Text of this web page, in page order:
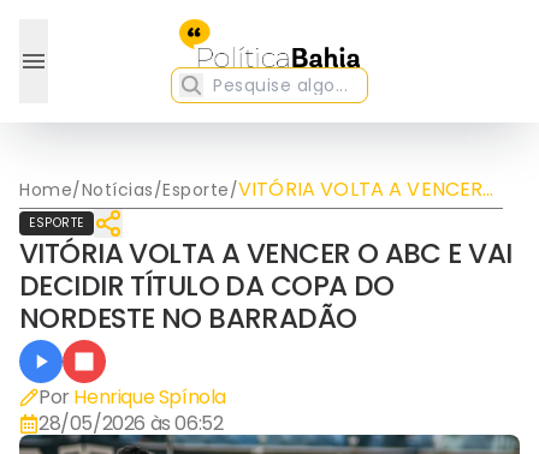
Home/Notícias/Esporte/VITÓRIA VOLTA A VENCER
O ABC E VAI DECIDIR
NORDESTE NO BARRADÃO
ESPORTE
VITÓRIA VOLTA A VENCER O ABC E VAI
DECIDIR TÍTULO DA COPA DO
NORDESTE NO BARRADÃO
Por Henrique Spínola
28/05/2026 às 06:52